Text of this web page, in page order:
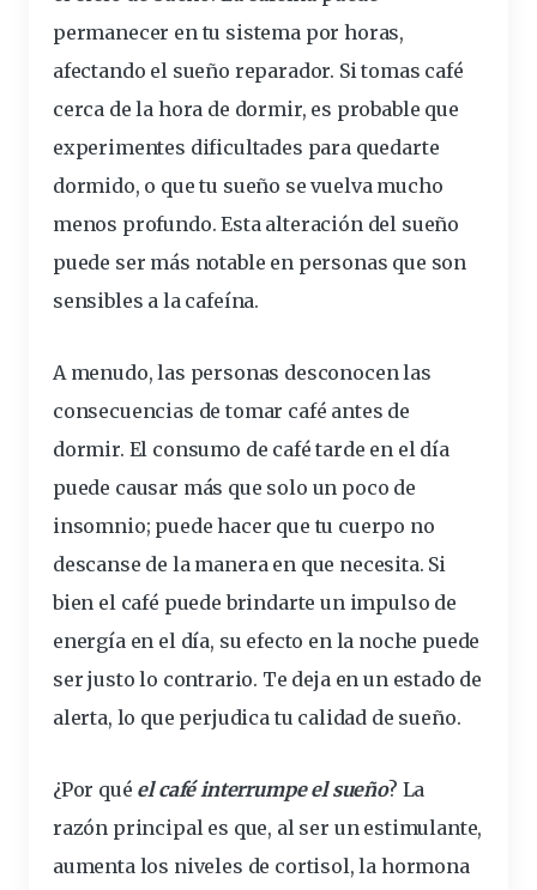
permanecer en tu sistema porhoras,
afectando el sueño reparador. Sitomas café
cerca de la hora de dormir, es probable que
experimentes dificultades para quedarte
dormido, o que tu sueño se vuelva mucho
menos profundo. Esta alteración del sueño
puede ser más notable en personas que son
sensibles a la cafeína.
A menudo, las personas desconocen las
consecuencias de tomar café antes de
dormir. El consumo de café tarde en el día
puede causar más que solo un poco de
insomnio; puede hacer que tu cuerpo no
descanse de la manera en que necesita. Si
bien el café puede brindarte un impulso de
energía en el día, su efecto en la noche puede
ser justo lo contrario. Te deja en un estado de
alerta, lo que perjudica tu calidad de sueño.
¿Por qué el café interrumpe el sueño? La
razón principal es que, al ser un estimulante,
aumenta los niveles de cortisol, la hormona